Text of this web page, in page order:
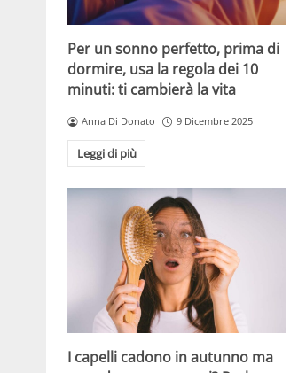
Per un sonno perfetto, prima di
dormire, usa la regola dei 10
minuti: ti cambierà la vita
Anna Di Donato 9 Dicembre 2025
Leggi di più
I capelli cadono in autunno ma